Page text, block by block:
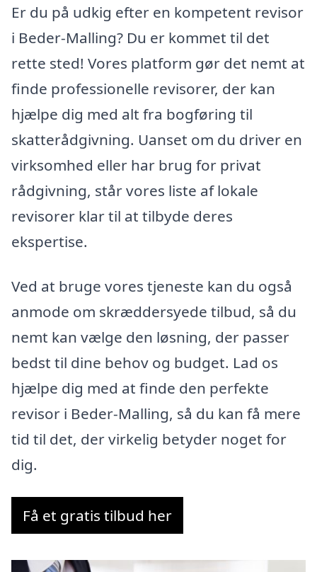
Er du på udkig efter en kompetent revisor
i Beder-Malling? Du er kommet til det
rette sted! Vores platform gør det nemt at
finde professionelle revisorer, der kan
hjælpe dig med alt fra bogføring til
skatterådgivning. Uanset om du driver en
virksomhed eller har brug for privat
rådgivning, står vores liste af lokale
revisorer klar til at tilbyde deres
ekspertise.
Ved at bruge vores tjeneste kan du også
anmode om skræddersyede tilbud, så du
nemt kan vælge den løsning, der passer
bedst til dine behov og budget. Lad os
hjælpe dig med at finde den perfekte
revisor i Beder-Malling, så du kan få mere
tid til det, der virkelig betyder noget for
dig.
Få et gratis tilbud her